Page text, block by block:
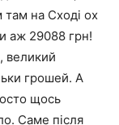
на Сході ох
аж 29088 грн!
великий
грошей. А
щось
Саме після